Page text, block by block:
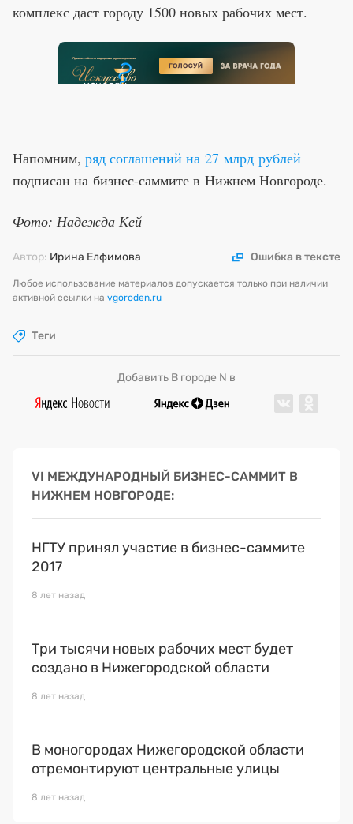
комплекс даст городу 1500 новых рабочих мест.
Напомним, ряд соглашений на 27 млрд рублей
подписан на бизнес-саммите в Нижнем Новгороде.
Фото: Надежда Кей
Автор: Ирина Елфимова Ошибка в тексте
Любое использование материалов допускается только при наличии
активной ссылки на vgoroden.ru
Теги
Добавить В городе N в
VI МЕЖДУНАРОДНЫЙ БИЗНЕС-САММИТ В
НИЖНЕМ НОВГОРОДЕ
НГТУ принял участие в бизнес-саммите
2017
8 лет назад
Три тысячи новых рабочих мест будет
создано в Нижегородской области
8 лет назад
В моногородах Нижегородской области
отремонтируют центральные улицы
8 лет назад